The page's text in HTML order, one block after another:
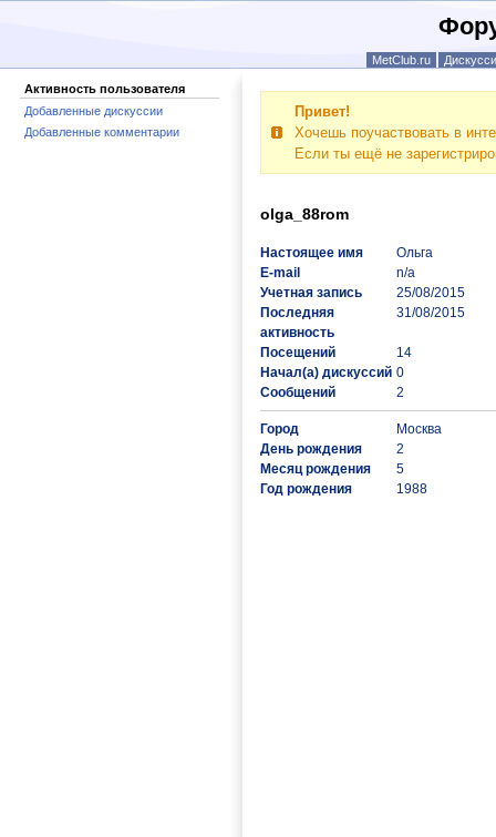
MetClub.ru
Активность пользователя
Добавленные дискуссии
Добавленные комментарии
Привет!
Хочешь поучаствовать в
Если ты ещё не
olga_88rom
Настоящее имя
Ольга
E-mail
n/a
Учетная запись
25/08/2015
Последняя
активность
31/08/2015
Посещений
14
Начал(а) дискуссий 0
Сообщений
2
Город
Москва
День рождения
2
Месяц рождения
5
Год рождения
1988